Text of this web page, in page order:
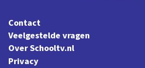
Contact
Veelgestelde vragen
Over Schooltv.nl
Privacy